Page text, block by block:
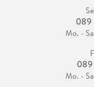
089
Mo. -
089
Mo. -